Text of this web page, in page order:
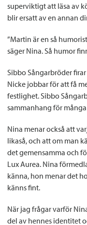
superviktigt att läsa av
blir ersatt av en annan
”Martin är en så
säger Nina. Så humor
Sibbo Sångarbröder
Nicke jobbar för att få
festlighet. Sibbo
sammanhang för
Nina menar också att
likaså, och att om man
det gemensamma och
Lux Aurea. Nina
känna, hon menar det
känns fint.
När jag frågar varför
del av hennes identitet